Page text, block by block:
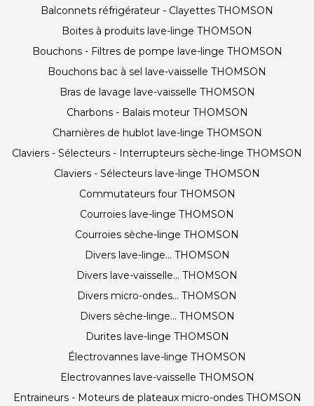
Balconnets réfrigérateur - Clayettes THOMSON
Boites à produits lave-linge THOMSON
Bouchons - Filtres de pompe lave-linge THOMSON
Bouchons bac à sel lave-vaisselle THOMSON
Bras de lavage lave-vaisselle THOMSON
Charbons - Balais moteur THOMSON
Charnières de hublot lave-linge THOMSON
Claviers - Sélecteurs - Interrupteurs sèche-linge THOMSON
Claviers - Sélecteurs lave-linge THOMSON
Commutateurs four THOMSON
Courroies lave-linge THOMSON
Courroies sèche-linge THOMSON
Divers lave-linge... THOMSON
Divers lave-vaisselle... THOMSON
Divers micro-ondes... THOMSON
Divers sèche-linge... THOMSON
Durites lave-linge THOMSON
Électrovannes lave-linge THOMSON
Electrovannes lave-vaisselle THOMSON
Entraineurs - Moteurs de plateaux micro-ondes THOMSON